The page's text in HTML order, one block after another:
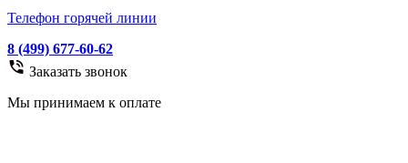
Телефон горячей линии
8 (499) 677-60-62
Заказать звонок
Мы принимаем к оплате